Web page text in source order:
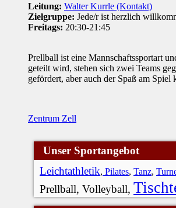
Leitung: Walter Kurrle (Kontakt)
Zielgruppe: Jede/r ist herzlich
Freitags: 20:30-21:45
Prellball ist eine Mannschaftssportart
geteilt wird, stehen sich zwei Teams
gefördert, aber auch der Spaß am
Zentrum Zell
Unser Sportangebot
Leichtathletik, Pilates, Tanz,
Prellball, Volleyball,